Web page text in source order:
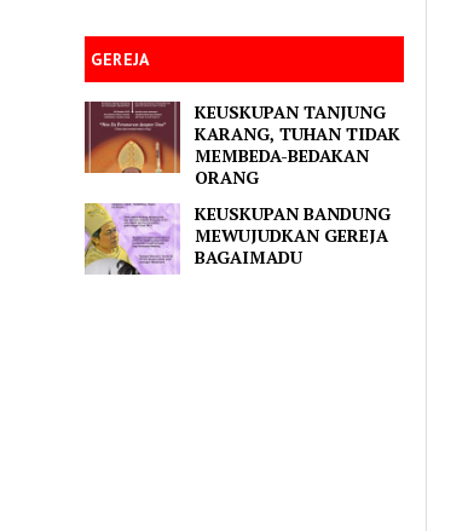
GEREJA
KEUSKUPAN TANJUNG
KARANG, TUHAN TIDAK
MEMBEDA-BEDAKAN
ORANG
KEUSKUPAN BANDUNG
MEWUJUDKAN GEREJA
BAGAIMADU